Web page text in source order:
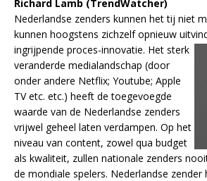
Richard Lamb (TrendWatcher)
Nederlandse zenders kunnen het tij niet
kunnen hoogstens zichzelf opnieuw
ingrijpende proces-innovatie. Het sterk
veranderde medialandschap (door
onder andere Netflix; Youtube; Apple
TV etc. etc.) heeft de toegevoegde
waarde van de Nederlandse zenders
vrijwel geheel laten verdampen. Op het
niveau van content, zowel qua budget
als kwaliteit, zullen nationale zenders
de mondiale spelers. Nederlandse zender